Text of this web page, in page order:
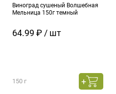
Виноград сушеный Волшебная
Мельница 150г темный
64.99 ₽ / шт
150 г